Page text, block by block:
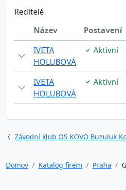
Reditelé
Název
Postavení
IVETA
HOLUBOVÁ
Aktivní
IVETA
HOLUBOVÁ
Aktivní
Závodní klub OS KOVO Buzuluk
Domov
Katalog firem Praha